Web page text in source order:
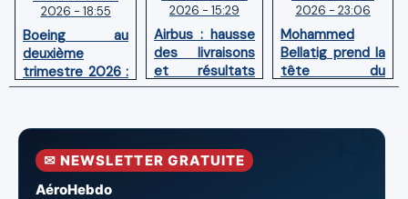
2026 - 18:55
Boeing au
deuxième
trimestre 2026 :
Chiffre d'affaires
pertes nettes
réduites
2026 - 15:29
Airbus : hausse
des livraisons
et résultats
financiers
premier
2026 - 23:06
Mohammed
Bellatig prend la
tête du
Groupement
Marocaines
✉ NEWSLETTER GRATUITE
AéroHebdo